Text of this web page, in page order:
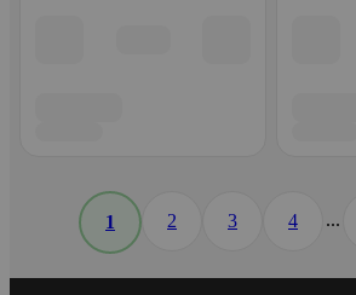
1 2 3 4 ...